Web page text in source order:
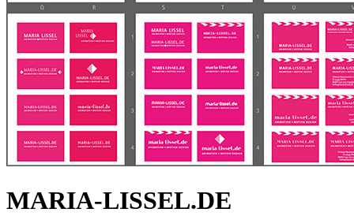
MARIA-LISSEL.DE